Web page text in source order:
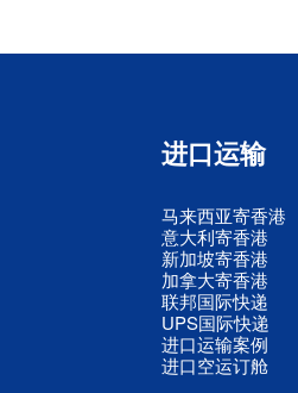
进口运输
马来西亚寄香港
意大利寄香港
新加坡寄香港
加拿大寄香港
联邦国际快递
UPS国际快递
进口运输案例
进口空运订舱